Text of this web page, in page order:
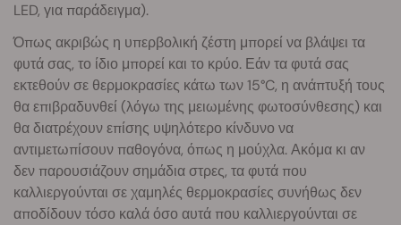
LED, για παράδειγμα).
Όπως ακριβώς η υπερβολική ζέστη μπορεί να βλάψει τα
φυτά σας, το ίδιο μπορεί και το κρύο. Εάν τα φυτά σας
εκτεθούν σε θερμοκρασίες κάτω των 15°C, η ανάπτυξή τους
θα επιβραδυνθεί (λόγω της μειωμένης φωτοσύνθεσης) και
θα διατρέχουν επίσης υψηλότερο κίνδυνο να
αντιμετωπίσουν παθογόνα, όπως η μούχλα. Ακόμα κι αν
δεν παρουσιάζουν σημάδια στρες, τα φυτά που
καλλιεργούνται σε χαμηλές θερμοκρασίες συνήθως δεν
αποδίδουν τόσο καλά όσο αυτά που καλλιεργούνται σε